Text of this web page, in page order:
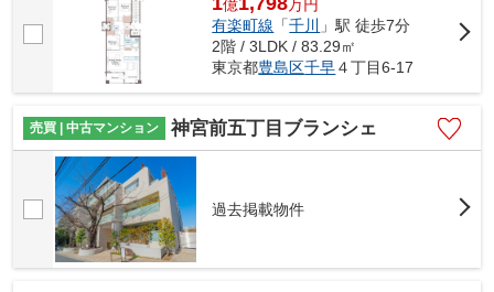
億 万円
有楽町線 「千川 」駅 徒歩7分
2階 / 3LDK / 83.29㎡
東京都豊島区千早４丁目6-17
売買 | 中古マンション 神宮前五丁目ブランシェ
過去掲載物件